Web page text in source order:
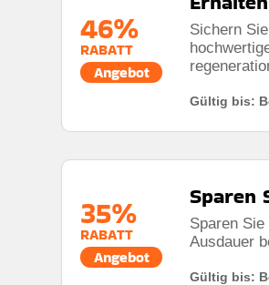
Art des Angebots:Zeitlich
Kumulierbar: Nicht mit
Bedingungen:Die
46%
RABATT
Angebot
Sichern
Gültig bis:
35%
RABATT
Angebot
Sparen
Sparen
Ausdauer
Gültig bis: